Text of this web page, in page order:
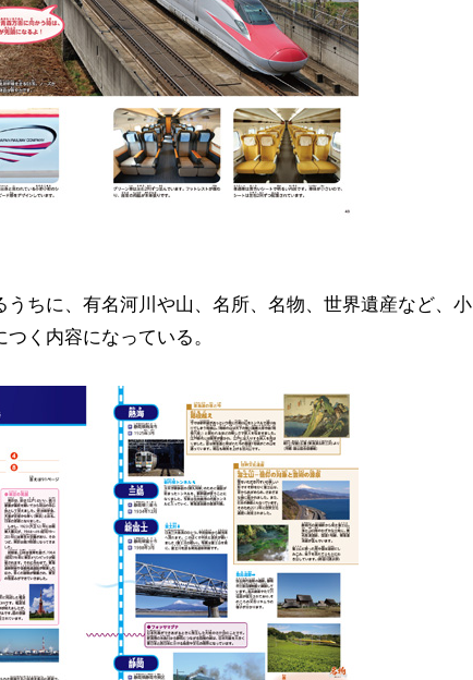
ちに、有名河川や山、名所、名物、世界遺産など、小
く内容になっている。